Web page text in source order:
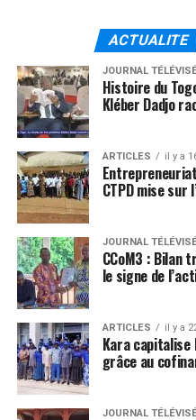
ACTUALITE
JOURNAL
Histoire du
Kléber Dadjo
ARTICLES il y a
CTPD mise
JOURNAL
CCoM3 : Bilan
le signe de
ARTICLES il y a
Kara capitalise
grâce au
JOURNAL